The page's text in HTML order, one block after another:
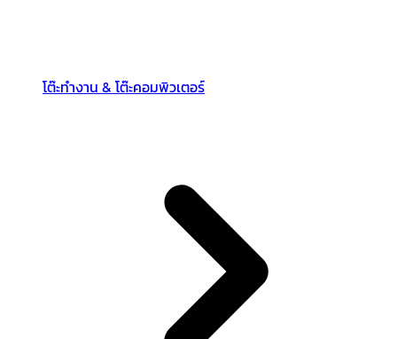
โต๊ะทำงาน & โต๊ะคอมพิวเตอร์